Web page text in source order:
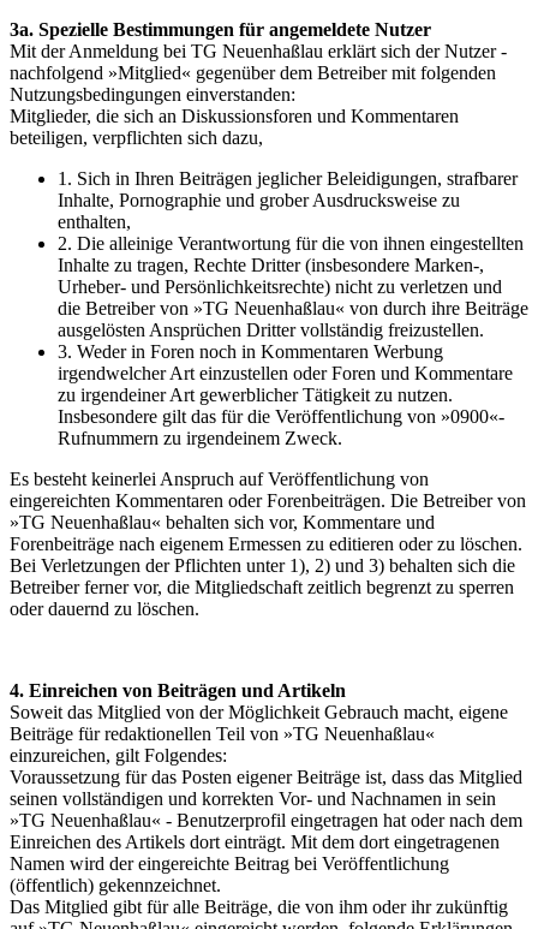
3a. Spezielle Bestimmungen für angemeldete Nutzer
Mit der Anmeldung bei TG Neuenhaßlau erklärt sich der Nutzer -
nachfolgend »Mitglied« gegenüber dem Betreiber mit folgenden
Nutzungsbedingungen einverstanden:
Mitglieder, die sich an Diskussionsforen und Kommentaren
beteiligen, verpflichten sich dazu,
1. Sich in Ihren Beiträgen jeglicher Beleidigungen, strafbarer
Inhalte, Pornographie und grober Ausdrucksweise zu
enthalten,
2. Die alleinige Verantwortung für die von ihnen eingestellten
Inhalte zu tragen, Rechte Dritter (insbesondere Marken-,
Urheber- und Persönlichkeitsrechte) nicht zu verletzen und
die Betreiber von »TG Neuenhaßlau« von durch ihre Beiträge
ausgelösten Ansprüchen Dritter vollständig freizustellen.
3. Weder in Foren noch in Kommentaren Werbung
irgendwelcher Art einzustellen oder Foren und Kommentare
zu irgendeiner Art gewerblicher Tätigkeit zu nutzen.
Insbesondere gilt das für die Veröffentlichung von »0900«-
Rufnummern zu irgendeinem Zweck.
Es besteht keinerlei Anspruch auf Veröffentlichung von
eingereichten Kommentaren oder Forenbeiträgen. Die Betreiber von
»TG Neuenhaßlau« behalten sich vor, Kommentare und
Forenbeiträge nach eigenem Ermessen zu editieren oder zu löschen.
Bei Verletzungen der Pflichten unter 1), 2) und 3) behalten sich die
Betreiber ferner vor, die Mitgliedschaft zeitlich begrenzt zu sperren
oder dauernd zu löschen.
4. Einreichen von Beiträgen und Artikeln
Soweit das Mitglied von der Möglichkeit Gebrauch macht, eigene
Beiträge für redaktionellen Teil von »TG Neuenhaßlau«
einzureichen, gilt Folgendes:
Voraussetzung für das Posten eigener Beiträge ist, dass das Mitglied
seinen vollständigen und korrekten Vor- und Nachnamen in sein
»TG Neuenhaßlau« - Benutzerprofil eingetragen hat oder nach dem
Einreichen des Artikels dort einträgt. Mit dem dort eingetragenen
Namen wird der eingereichte Beitrag bei Veröffentlichung
(öffentlich) gekennzeichnet.
Das Mitglied gibt für alle Beiträge, die von ihm oder ihr zukünftig